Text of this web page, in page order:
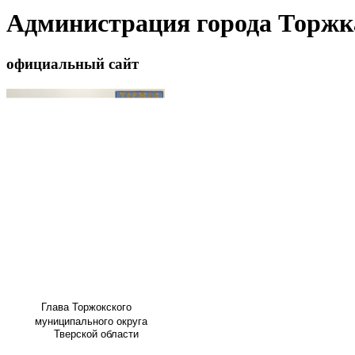
Администрация города
официальный сайт
Глава Торжокского
муниципального округа
Тверской области